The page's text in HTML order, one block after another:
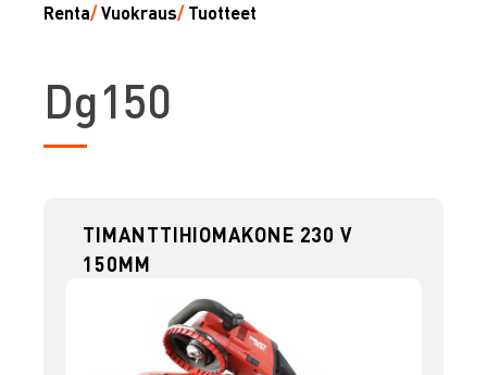
Renta/Vuokraus/ Tuotteet
Dg150
TIMANTTIHIOMAKONE 230 V
150MM